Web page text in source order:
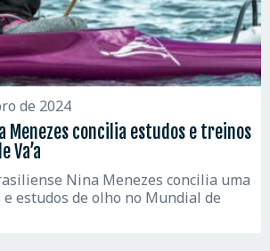
de 2024
Menezes concilia estudos e treinos
Va’a
Nina Menezes concilia uma
estudos de olho no Mundial de